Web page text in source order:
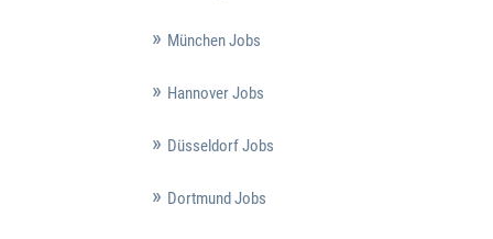
München Jobs
Hannover Jobs
Düsseldorf Jobs
Dortmund Jobs